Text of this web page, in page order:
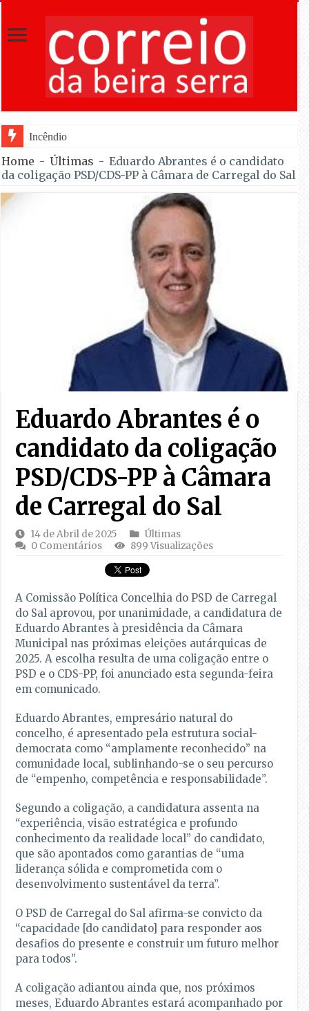
Incêndio em Fornos de Algodres dominado
Home - Últimas - Eduardo Abrantes é o candidato
da coligação PSD/CDS-PP à Câmara de Carregal do Sal
Eduardo Abrantes é o
candidato da coligação
PSD/CDS-PP à Câmara
de Carregal do Sal
14 de Abril de 2025
Últimas
0 Comentários
899 Visualizações
A Comissão Política Concelhia do PSD de Carregal
do Sal aprovou, por unanimidade, a candidatura de
Eduardo Abrantes à presidência da Câmara
Municipal nas próximas eleições autárquicas de
2025. A escolha resulta de uma coligação entre o
PSD e o CDS-PP, foi anunciado esta segunda-feira
em comunicado.
Eduardo Abrantes, empresário natural do
concelho, é apresentado pela estrutura social-
democrata como “amplamente reconhecido” na
comunidade local, sublinhando-se o seu percurso
de “empenho, competência e responsabilidade”.
Segundo a coligação, a candidatura assenta na
“experiência, visão estratégica e profundo
conhecimento da realidade local” do candidato,
que são apontados como garantias de “uma
liderança sólida e comprometida com o
desenvolvimento sustentável da terra”.
O PSD de Carregal do Sal afirma-se convicto da
“capacidade [do candidato] para responder aos
desafios do presente e construir um futuro melhor
para todos”.
A coligação adiantou ainda que, nos próximos
meses, Eduardo Abrantes estará acompanhado por